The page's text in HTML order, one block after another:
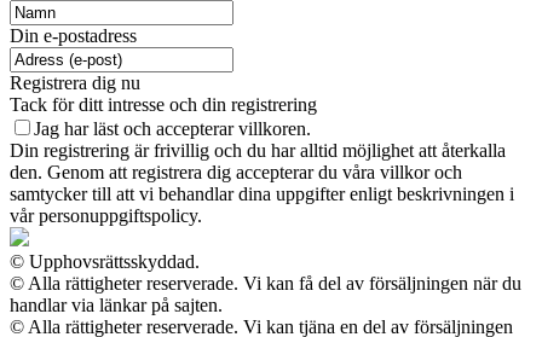
Din e-postadress
Registrera dig nu
Tack för ditt intresse och din registrering
Jag har läst och accepterar villkoren.
Din registrering är frivillig och du har alltid möjlighet att återkalla
den. Genom att registrera dig accepterar du våra villkor och
samtycker till att vi behandlar dina uppgifter enligt beskrivningen i
vår personuppgiftspolicy.
© Upphovsrättsskyddad.
© Alla rättigheter reserverade. Vi kan få del av försäljningen när du
handlar via länkar på sajten.
© Alla rättigheter reserverade. Vi kan tjäna en del av försäljningen